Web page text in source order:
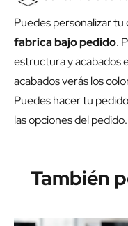
Puedes personalizar tu
fabrica bajo pedido.
estructura y acabados
acabados verás los
Puedes hacer tu
las opciones del pedido.
También